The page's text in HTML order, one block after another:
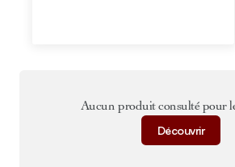
Aucun produit consulté pour
Découvrir